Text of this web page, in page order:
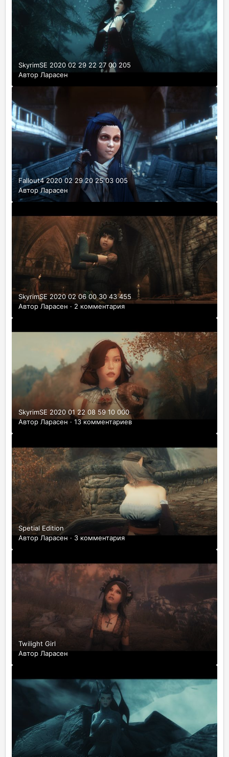
SkyrimSE 2020 02 29 22 27 00 205
АвторЛарасен
Fallout4 2020 02 29 20 25 03 005
АвторЛарасен
SkyrimSE 2020 02 06 00 30 43 455
Автор Ларасен · 2 комментария
SkyrimSE 2020 01 22 08 59 10 000
АвторЛарасен·13 комментариев
Spetial Edition
АвторЛарасен · 3 комментария
Twilight Girl
Автор Ларасен